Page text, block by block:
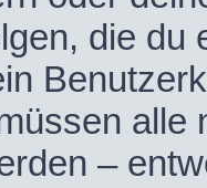
die du
alle
–